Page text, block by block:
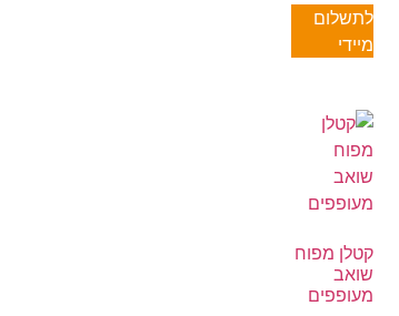
לתשלום
מיידי
קטלן מפוח
שואב
מעופפים